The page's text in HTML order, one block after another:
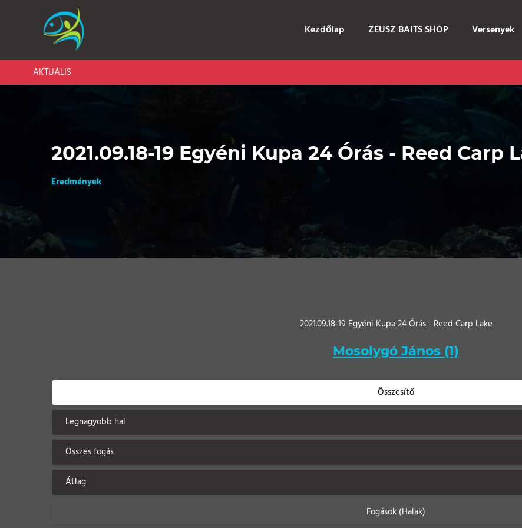
Kezdőlap ZEUSZ BAITS SHOP Versenyek
AKTUÁLIS
2021.09.18-19 Egyéni Kupa 24 Órás - Reed Carp
Eredmények
2021.09.18-19 Egyéni Kupa 24 Órás - Reed Carp Lake
Mosolygó János (1)
Összesítő
Legnagyobb hal
Összes fogás
Átlag
Fogások (Halak)